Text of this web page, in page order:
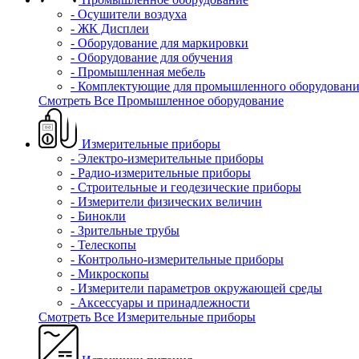
- Осушители воздуха
- ЖК Дисплеи
- Оборудование для маркировки
- Оборудование для обучения
- Промышленная мебель
- Комплектующие для промышленного
Смотреть Все Промышленное оборудование
Измерительные приборы
- Электро-измерительные приборы
- Радио-измерительные приборы
- Строительные и геодезические приборы
- Измерители физических величин
- Бинокли
- Зрительные трубы
- Телескопы
- Контрольно-измерительные приборы
- Микроскопы
- Измерители параметров окружающей среды
- Аксессуары и принадлежности
Смотреть Все Измерительные приборы